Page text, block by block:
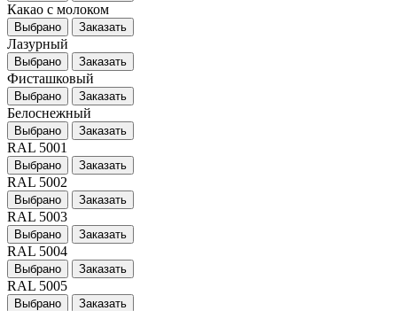
Какао с молоком
Выбрано Заказать
Лазурный
Выбрано Заказать
Фисташковый
Выбрано Заказать
Белоснежный
Выбрано Заказать
RAL 5001
Выбрано Заказать
RAL 5002
Выбрано Заказать
RAL 5003
Выбрано Заказать
RAL 5004
Выбрано Заказать
RAL 5005
Выбрано Заказать